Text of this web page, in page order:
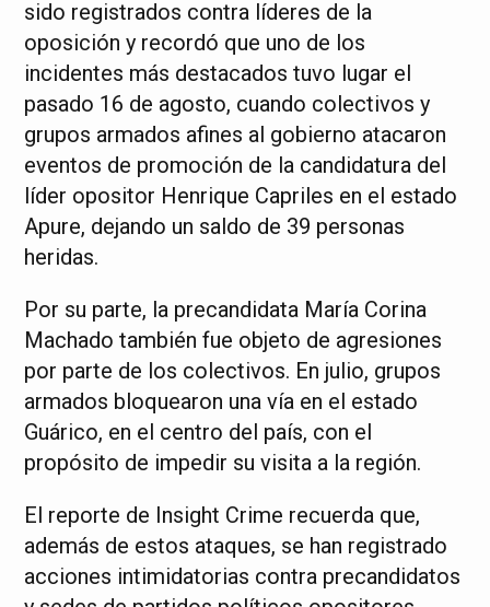
sido registrados contra líderes de la
oposición y recordó que uno de los
incidentes más destacados tuvo lugar el
pasado 16 de agosto, cuando colectivos y
grupos armados afines al gobierno atacaron
eventos de promoción de la candidatura del
líder opositor Henrique Capriles en el estado
Apure, dejando un saldo de 39 personas
heridas.
Por su parte, la precandidata María Corina
Machado también fue objeto de agresiones
por parte de los colectivos. En julio, grupos
armados bloquearon una vía en el estado
Guárico, en el centro del país, con el
propósito de impedir su visita a la región.
El reporte de Insight Crime recuerda que,
además de estos ataques, se han registrado
acciones intimidatorias contra precandidatos